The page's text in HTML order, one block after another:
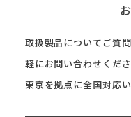
取扱製品についてご質
軽にお問い合わせくださ
東京を拠点に全国対応い